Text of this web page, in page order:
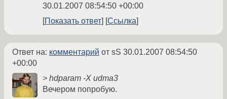
30.01.2007 08:54:50 +00:00
Показать ответ
Ссылка
Ответ на: комментарий от sS 30.01.2007 08:54:50
+00:00
> hdparam -X udma3
Вечером попробую.